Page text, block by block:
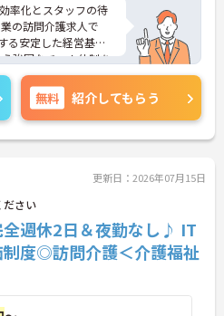
率化とスタッフの待
の訪問介護求人で
る安定した経営基盤
強固なチーム体制を
格手当や年2回の評価
入に直結する仕組み
全週休2日制（曜日固
はスマートフォンで
不規則なシフトや煩
るフォロー体制もあ
理者への着実なキャ
方に推奨できる環境
、身体への負担を抑
無料 紹介してもらう
更新日：2026年07月15日
さい
全週休2日＆夜勤なし♪ IT
度◎訪問介護＜介護福祉